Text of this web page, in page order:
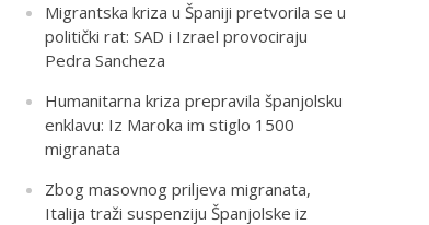
Migrantska kriza u Španiji pretvorila se u
politički rat: SAD i Izrael provociraju
Pedra Sancheza
Humanitarna kriza prepravila španjolsku
enklavu: Iz Maroka im stiglo 1500
migranata
Zbog masovnog priljeva migranata,
Italija traži suspenziju Španjolske iz